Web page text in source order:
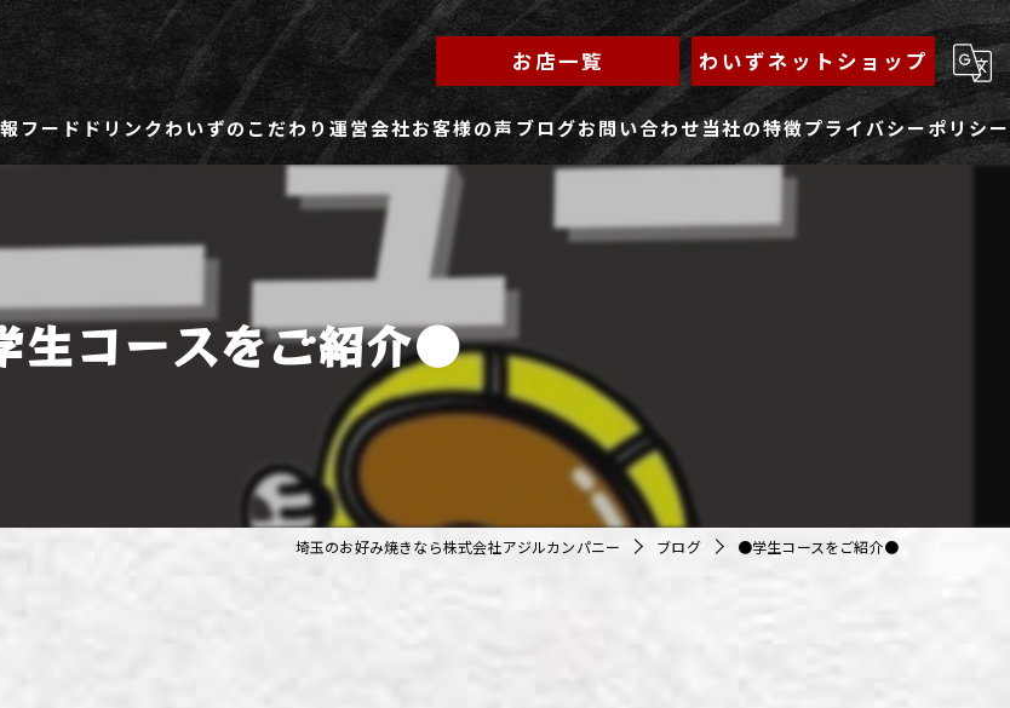
お店一覧 わいずネットショップ
フード ドリンクわいずのこだわり運営会社お客様の声 ブログお問い合わせ当社の特徴
もんじゃ
プライバシーポリシー
コースをご紹介●
埼玉のお好み焼きなら株式会社アジルカンパニー ブログ ●学生コースをご紹介●